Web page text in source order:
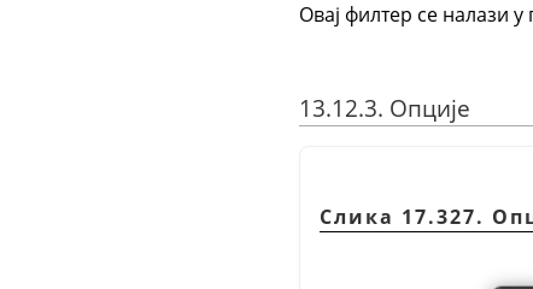
Овај филтер се налази
13.12.3. Опције
Слика 17.327.